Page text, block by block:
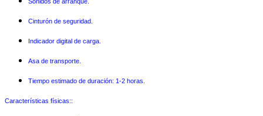
Cinturón de seguridad.
Indicador digital de carga.
Asa de transporte.
Tiempo estimado de duración: 1-2 horas.
Características físicas::